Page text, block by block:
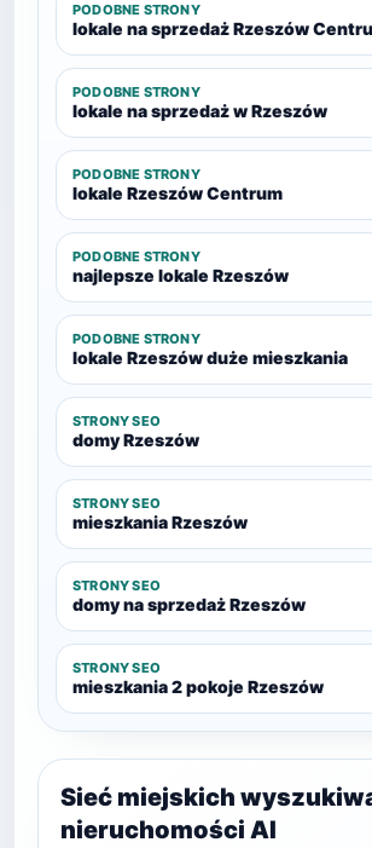
PODOBNE STRONY
lokale na sprzedaż Rzeszów
PODOBNE STRONY
lokale na sprzedaż w Rzeszów
PODOBNE STRONY
lokale Rzeszów Centrum
PODOBNE STRONY
najlepsze lokale Rzeszów
PODOBNE STRONY
lokale Rzeszów duże mieszkania
STRONY SEO
domy Rzeszów
STRONY SEO
mieszkania Rzeszów
STRONY SEO
domy na sprzedaż Rzeszów
STRONY SEO
mieszkania 2 pokoje Rzeszów
Sieć miejskich
nieruchomości AI